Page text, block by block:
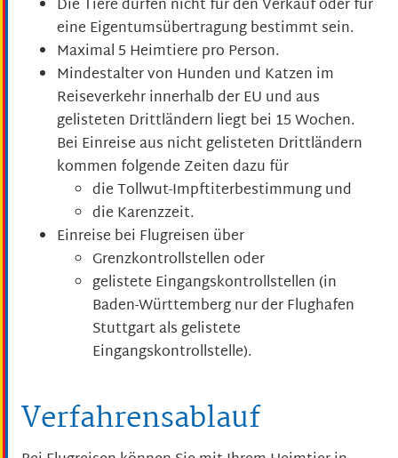
Die Tiere dürfen nicht für den Verkauf oder für
eine Eigentumsübertragung bestimmt sein.
Maximal 5 Heimtiere pro Person.
Mindestalter von Hunden und Katzen im
Reiseverkehr innerhalb der EU und aus
gelisteten Drittländern liegt bei 15 Wochen.
Bei Einreise aus nicht gelisteten Drittländern
kommen folgende Zeiten dazu für
die Tollwut-Impftiterbestimmung und
die Karenzzeit.
Einreise bei Flugreisen über
Grenzkontrollstellen oder
gelistete Eingangskontrollstellen (in
Baden-Württemberg nur der Flughafen
Stuttgart als gelistete
Eingangskontrollstelle).
Verfahrensablauf